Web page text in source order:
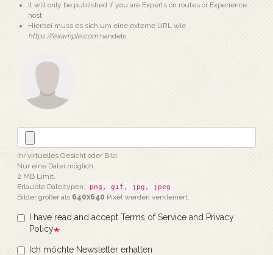
It will only be published if you are Experts on routes or Experience
host
Hierbei muss es sich um eine externe URL wie
https://example.comhandeln.
Ihr virtuelles Gesicht oder Bild.
Nur eine Datei möglich.
2 MB Limit.
Erlaubte Dateitypen:
png, gif, jpg, jpeg .
Bilder größer als 640x640 Pixel werden verkleinert.
I have read and accept Terms of Service and Privacy
Policy
Ich möchte Newsletter erhalten